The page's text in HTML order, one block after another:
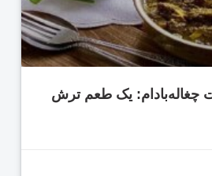
چغاله‌بادام: یک طعم ترش